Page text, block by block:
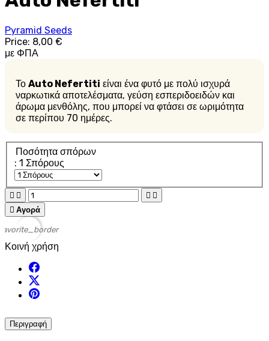
Pyramid Seeds
Price: 8,00 €
με ΦΠΑ
Το Auto Nefertiti είναι ένα φυτό με πολύ ισχυρά
ναρκωτικά αποτελέσματα, γεύση εσπεριδοειδών και
άρωμα μενθόλης, που μπορεί να φτάσει σε ωριμότητα
σε περίπου 70 ημέρες.
Ποσότητα σπόρων
: 1 Σπόρους
   
 Αγορά
favorite_border
Κοινή χρήση
Περιγραφή